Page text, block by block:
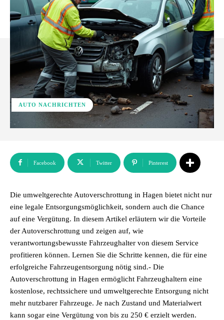
AUTO NACHRICHTEN
Facebook Twitter Pinterest
Die umweltgerechte Autoverschrottung in Hagen bietet nicht nur
eine legale Entsorgungsmöglichkeit, sondern auch die Chance
auf eine Vergütung. In diesem Artikel erläutern wir die Vorteile
der Autoverschrottung und zeigen auf, wie
verantwortungsbewusste Fahrzeughalter von diesem Service
profitieren können. Lernen Sie die Schritte kennen, die für eine
erfolgreiche Fahrzeugentsorgung nötig sind.- Die
Autoverschrottung in Hagen ermöglicht Fahrzeughaltern eine
kostenlose, rechtssichere und umweltgerechte Entsorgung nicht
mehr nutzbarer Fahrzeuge. Je nach Zustand und Materialwert
kann sogar eine Vergütung von bis zu 250 € erzielt werden.